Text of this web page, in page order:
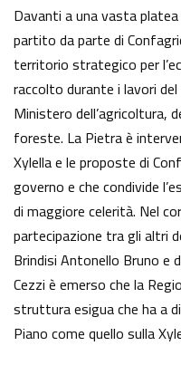
Davanti a una vasta
partito da parte di
territorio strategico per
raccolto durante i lavori
Ministero dell’agricoltura,
foreste. La Pietra è
Xylella e le proposte di
governo e che condivide
di maggiore celerità. Nel
partecipazione tra gli altri
Brindisi Antonello Bruno e
Cezzi è emerso che la
struttura esigua che ha a
Piano come quello sulla